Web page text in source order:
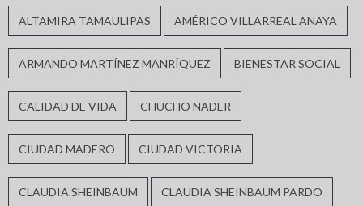
ALTAMIRA TAMAULIPAS AMÉRICO VILLARREAL ANAYA
ARMANDO MARTÍNEZ MANRÍQUEZ BIENESTAR SOCIAL
CALIDAD DE VIDA CHUCHO NADER
CIUDAD MADERO CIUDAD VICTORIA
CLAUDIA SHEINBAUM CLAUDIA SHEINBAUM PARDO